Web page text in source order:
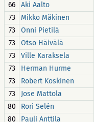
66
Aki Aalto
73
Mikko Mäkinen
73
Onni Pietilä
73
Otso Häivälä
73
Ville Karaksela
73
Herman Hurme
73
Robert Koskinen
73
Jose Mattola
80
Rori Selén
80
Pauli Anttila